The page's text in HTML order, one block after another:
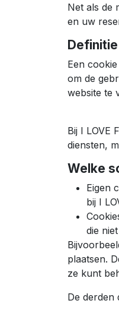
Net als de
en uw
Een
om de
website te
Bij I LOVE
diensten,
Welke
Eigen
bij I
die
plaatsen.
ze kunt
De derden